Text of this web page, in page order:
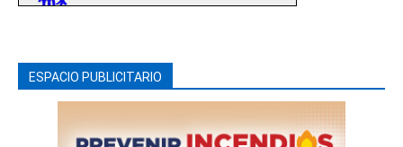
ESPACIO PUBLICITARIO